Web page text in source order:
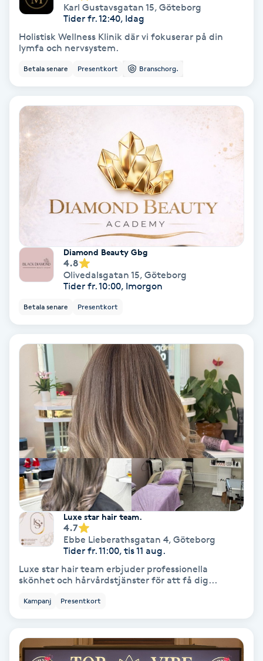
Färgning
Föning
Gelenaglar
Gellack
Gellack med förstärkning
Gravidyoga
Gua Sha-massage
Hatha Yoga
Headspa
Healing
Herrklippning
HIFU
Hollywood Peel
Hot Stone Massage
Hot yoga
Hudföryngring
Karl Gustavsgatan 15, Göteborg
Tider fr. 12:40, Idag
Holistisk Wellness Klinik där vi fokuserar på din
lymfa och nervsystem.
Betala senare Presentkort Branschorg.
Diamond Beauty Gbg
4.8
Olivedalsgatan 15, Göteborg
Tider fr. 10:00, Imorgon
Betala senare Presentkort
Luxe star hair team.
4.7
Ebbe Lieberathsgatan 4, Göteborg
Tider fr. 11:00, tis 11 aug.
Luxe star hair team erbjuder professionella
skönhet och hårvårdstjänster för att få dig...
Kampanj Presentkort